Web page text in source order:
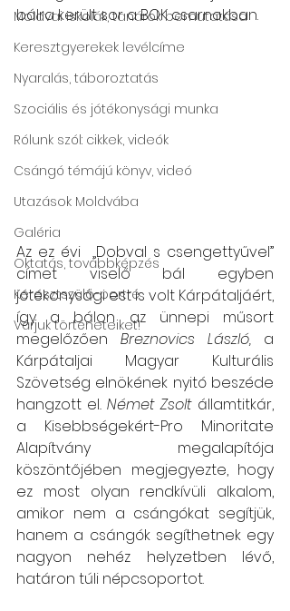
Moldvai iskolák, tanárok bemutatása
Keresztgyerekek levélcíme
Nyaralás, táboroztatás
Szociális és jótékonysági munka
Rólunk szól: cikkek, videók
Csángó témájú könyv, videó
Utazások Moldvába
Galéria
Oktatás, továbbképzés
Keresztszülő-portré
Várjuk történeteiket!
bálra került sor a BOK csarnokban.
Az ez évi  „Dobval s csengettyűvel”
címet viselő bál egyben
jótékonysági est is volt Kárpátaljáért,
így a bálon az ünnepi műsort
megelőzően Breznovics László, a
Kárpátaljai Magyar Kulturális
Szövetség elnökének nyitó beszéde
hangzott el. Német Zsolt államtitkár,
a Kisebbségekért-Pro Minoritate
Alapítvány megalapítója
köszöntőjében megjegyezte, hogy
ez most olyan rendkívüli alkalom,
amikor nem a csángókat segítjük,
hanem a csángók segíthetnek egy
nagyon nehéz helyzetben lévő,
határon túli népcsoportot.